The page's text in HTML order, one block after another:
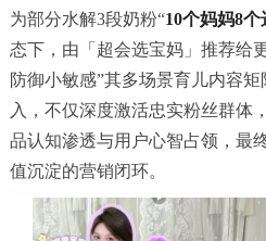
为部分水解3段奶粉“10个妈妈8个
态下，由「超会选宝妈」推荐给
防御小敏感”其多场景育儿内容
入，不仅深度激活忠实粉丝群体
品认知渗透与用户心智占领，最
值沉淀的营销闭环。